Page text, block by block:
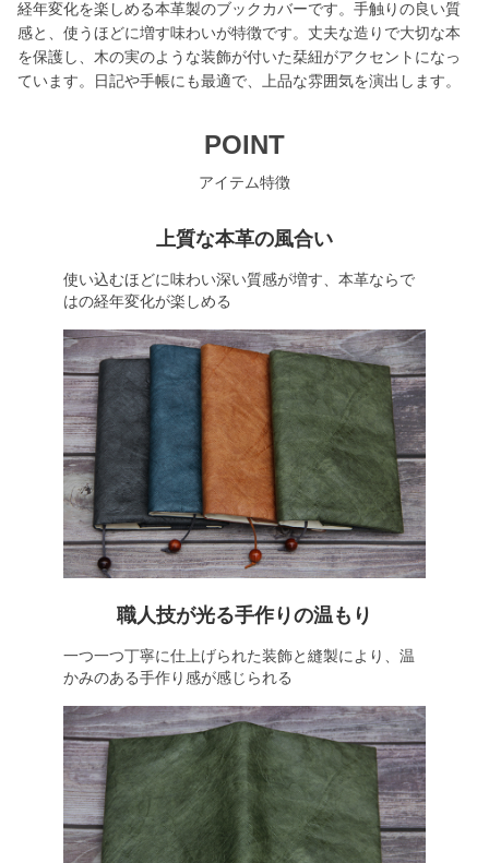
経年変化を楽しめる本革製のブックカバーです。手触りの良い質
感と、使うほどに増す味わいが特徴です。丈夫な造りで大切な本
を保護し、木の実のような装飾が付いた栞紐がアクセントになっ
ています。日記や手帳にも最適で、上品な雰囲気を演出します。
POINT
アイテム特徴
上質な本革の風合い
使い込むほどに味わい深い質感が増す、本革ならで
はの経年変化が楽しめる
職人技が光る手作りの温もり
一つ一つ丁寧に仕上げられた装飾と縫製により、温
かみのある手作り感が感じられる